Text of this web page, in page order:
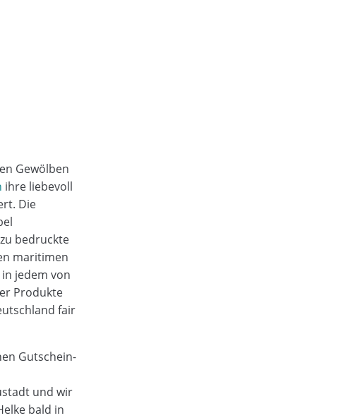
Gewölben
ihre liebevoll
Die
bedruckte
maritimen
jedem von
Produkte
fair
Gutschein-
und wir
bald in